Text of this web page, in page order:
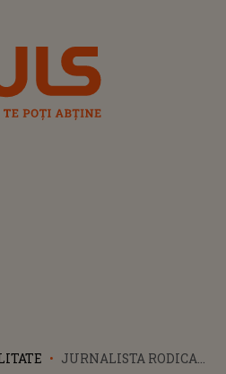
JURNALISTA RODICA